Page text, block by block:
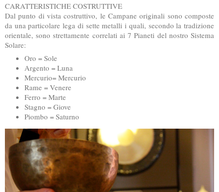
CARATTERISTICHE COSTRUTTIVE
Dal punto di vista costruttivo, le Campane originali sono composte
da una particolare lega di sette metalli i quali, secondo la tradizione
orientale, sono strettamente correlati ai 7 Pianeti del nostro Sistema
Solare:
Oro = Sole
Argento = Luna
Mercurio= Mercurio
Rame = Venere
Ferro = Marte
Stagno = Giove
Piombo = Saturno